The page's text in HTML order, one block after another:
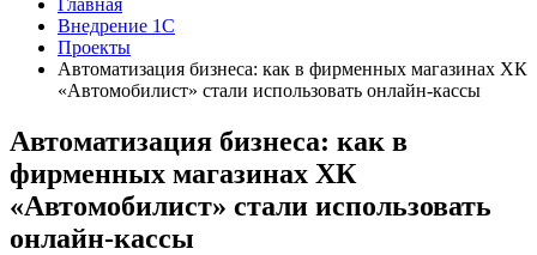
Главная
Внедрение 1С
Проекты
Автоматизация бизнеса: как в фирменных магазинах ХК
«Автомобилист» стали использовать онлайн-кассы
Автоматизация бизнеса: как в
фирменных магазинах ХК
«Автомобилист» стали использовать
онлайн-кассы